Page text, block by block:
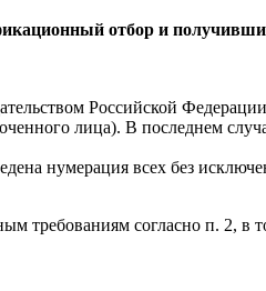
отбор и
Российской Федерации
лица). В последнем
нумерация всех без
требованиям согласно п. 2, в